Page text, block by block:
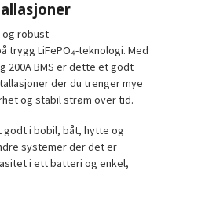
og robust
trygg LiFePO₄-teknologi. Med
200A BMS er dette et godt
der du trenger mye
og stabil strøm over tid.
godt ibobil, båt, hytte og
systemer der det er
i ett batteri og enkel,